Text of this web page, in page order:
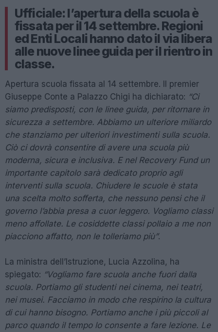
Ufficiale: l’apertura della scuola è
fissata per il 14 settembre. Regioni
ed Enti Locali hanno dato il via libera
alle nuove linee guida per il rientro in
classe.
Apertura scuola fissata al 14 settembre. Il premier
Giuseppe Conte a Palazzo Chigi ha dichiarato: “Ci
siamo predisposti, con le linee guida, per ritornare in
sicurezza a settembre. Abbiamo un ulteriore miliardo
che stanziamo per ulteriori investimenti sulla scuola.
Ciò ci dovrà consentire di avere una scuola più
moderna, sicura e inclusiva. E nel Recovery Fund un
importante capitolo sarà dedicato proprio agli
interventi sulla scuola. Chiudere le scuole è stata
una scelta molto sofferta, che nessuno pensi che il
governo l’abbia presa a cuor leggero. Vogliamo classi
meno affollate. Le cosiddette classi pollaio a me non
piacciono affatto, non le tolleriamo più”.
La ministra dell’Istruzione, Lucia Azzolina, ha
spiegato: “Vogliamo fare scuola anche fuori dalla
scuola. Portiamo gli studenti nei cinema, nei teatri,
nei musei. Facciamo in modo che respirino la cultura
di cui hanno bisogno. Portiamo anche i più piccoli al
parco quando il tempo lo consente a fare lezione. Le